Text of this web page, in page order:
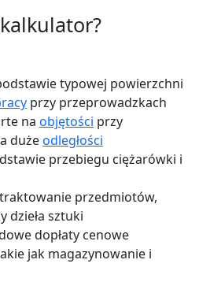
typowej powierzchni
przy przeprowadzkach
na objętości przy
dużeodległości
przebiegu ciężarówki i
traktowanie przedmiotów,
dzieła sztuki
dopłaty cenowe
jak magazynowanie i